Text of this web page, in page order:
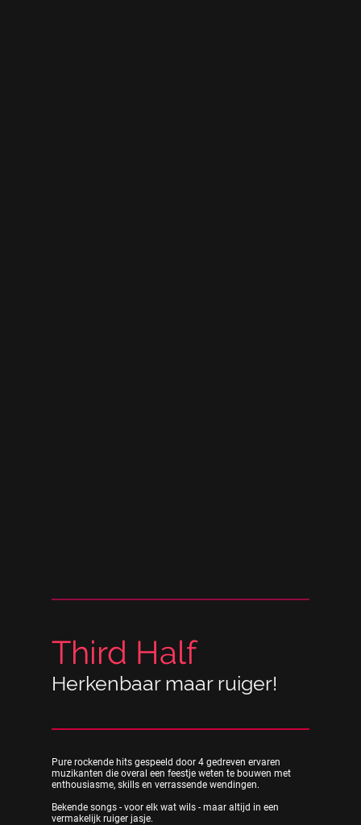
Third Half
Herkenbaar maar ruiger!
Pure rockende hits gespeeld door 4 gedreven ervaren
muzikanten die overal een feestje weten te bouwen met
enthousiasme, skills en verrassende wendingen.
Bekende songs - voor elk wat wils - maar altijd in een
vermakelijk ruiger jasje.